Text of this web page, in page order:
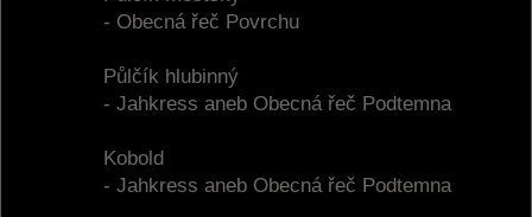
- Obecná řeč Povrchu
Půlčík hlubinný
- Jahkress aneb Obecná řeč Podtemna
Kobold
- Jahkress aneb Obecná řeč Podtemna